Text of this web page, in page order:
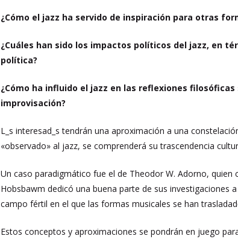
¿Cómo el jazz ha servido de inspiración para otras
¿Cuáles han sido los impactos políticos del jazz, en
política?
¿Cómo ha influido el jazz en las reflexiones
improvisación?
L_s interesad_s tendrán una aproximación a una
«observado» al jazz, se comprenderá su trascendencia
Un caso paradigmático fue el de Theodor W. Adorno,
Hobsbawm dedicó una buena parte de sus investigaciones
campo fértil en el que las formas musicales se han
Estos conceptos y aproximaciones se pondrán en juego